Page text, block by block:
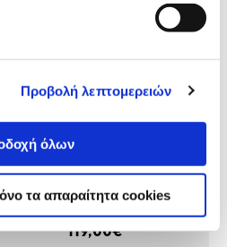
Προβολή λεπτομερειών
όλων
τα απαραίτητα cookies
119,00€